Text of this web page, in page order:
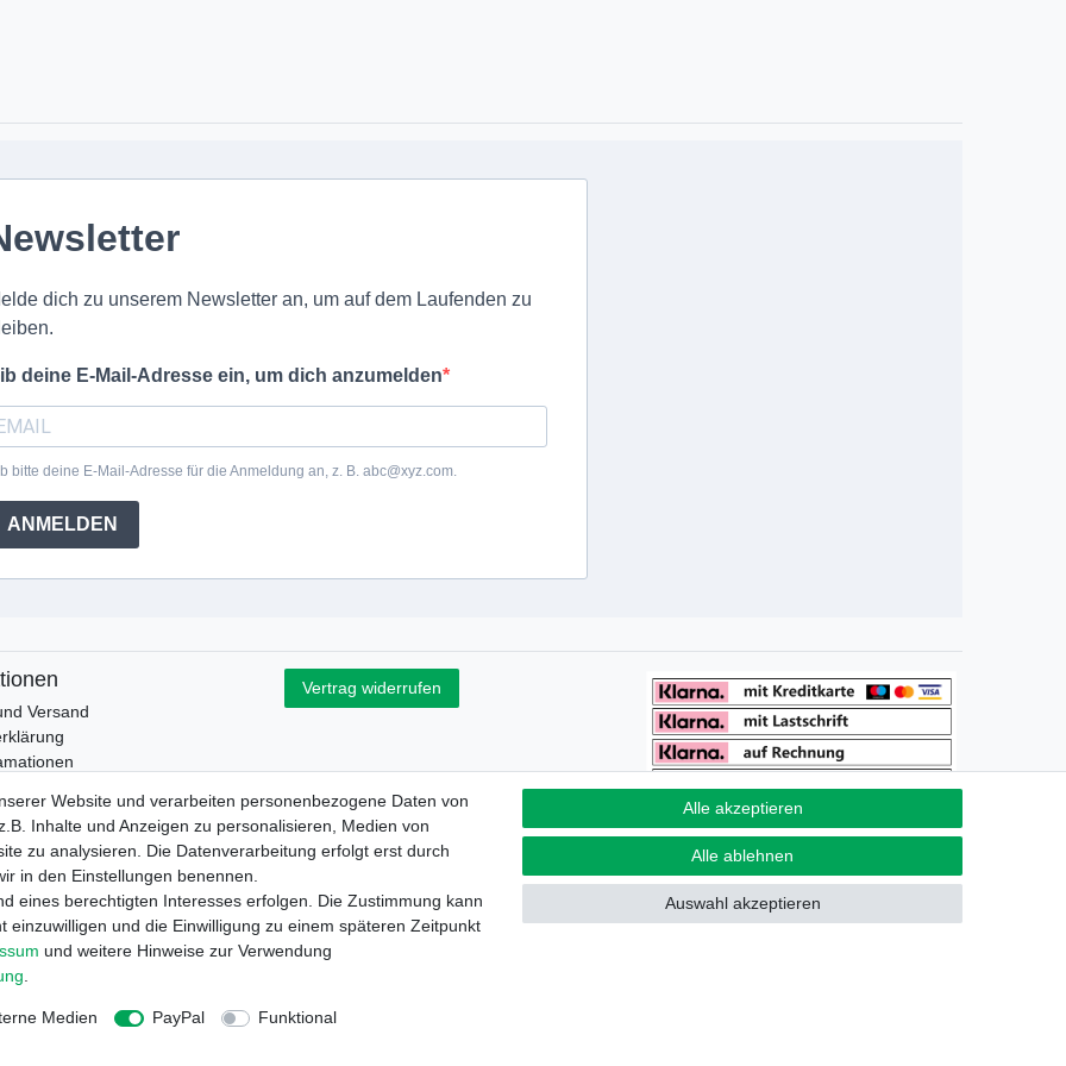
dich zu unserem Newsletter an, um auf dem Laufenden zu
deine E-Mail-Adresse ein, um dich anzumelden
bitte deine E-Mail-Adresse für die Anmeldung an, z. B. abc@xyz.com.
ANMELDEN
Versand
Vertrag widerrufen
Impressum Daten­schutz­erklärung AGB Kontakt
© Copyright 2026 | Alle Rechte vorbehalten.
Website und verarbeiten personenbezogene Daten von
Inhalte und Anzeigen zu personalisieren, Medien von
zu analysieren. Die Datenverarbeitung erfolgt erst durch
in den Einstellungen benennen.
eines berechtigten Interesses erfolgen. Die Zustimmung kann
und die Einwilligung zu einem späteren Zeitpunkt
und weitere Hinweise zur Verwendung
Medien PayPal
Funktional
Alle akzeptieren
Alle ablehnen
Auswahl akzeptieren